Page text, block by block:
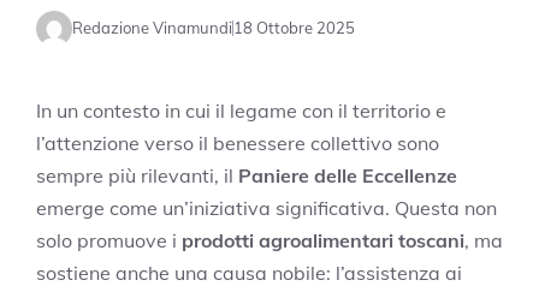
Redazione Vinamundi18 Ottobre 2025
In un contesto in cui il legame con il territorio e
l’attenzione verso il benessere collettivo sono
sempre più rilevanti, il Paniere delle Eccellenze
emerge come un’iniziativa significativa. Questa non
solo promuove i prodotti agroalimentari toscani, ma
sostiene anche una causa nobile: l’assistenza ai